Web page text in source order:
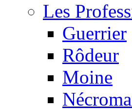
Les
Guerrier
Rôdeur
Moine